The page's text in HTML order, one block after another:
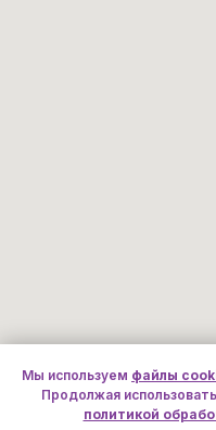
Мы используем файлы
Продолжая
политикой